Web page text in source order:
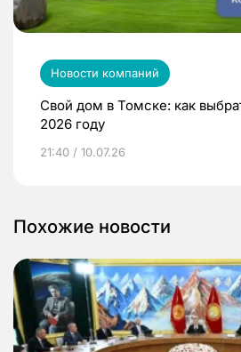
Новости компаний
Свой дом в Томске: как
2026 году
21:40 / 10.07.26
Похожие новости